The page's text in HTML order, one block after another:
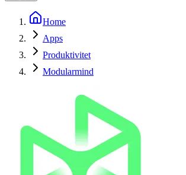
Home
Apps
Produktivitet
Modularmind